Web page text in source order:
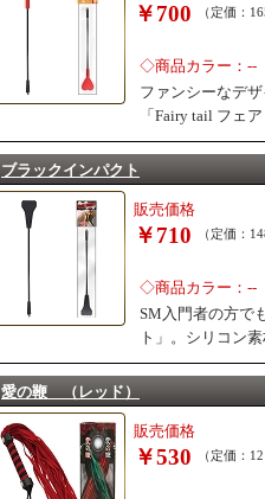
￥700 （定価：
◇商品カラー：--
ファンシーなデ
「Fairy tail フェ
ブラックインパクト
販売価格
￥710 （定価：
◇商品カラー：--
SM入門者の方で
ト」。シリコン
愛の鞭 （レッド）
販売価格
￥530 （定価：